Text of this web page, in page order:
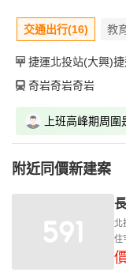
交通出行(16) 教
捷運北投站(大興)捷運
奇岩奇岩奇岩
上班高峰期周圍
附近同價新建案
北
住